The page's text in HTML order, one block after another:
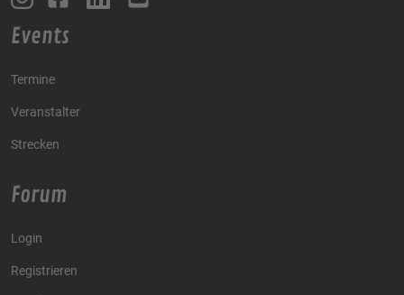
Events
Termine
Veranstalter
Strecken
Forum
Login
Registrieren